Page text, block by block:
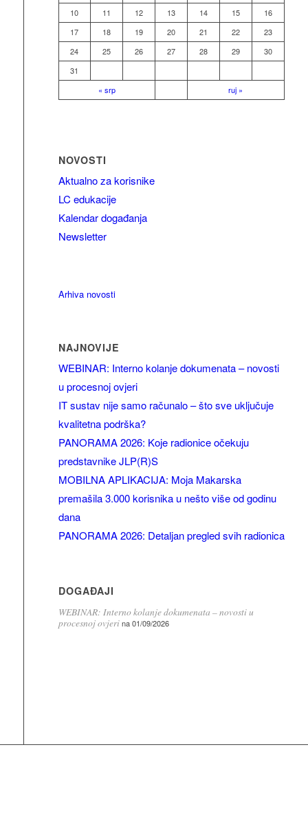
10
11 12 13 14 15
16
17
18 19 20 21 22
23
24
25 26 27 28 29
30
31
« srp
ruj »
NOVOSTI
Aktualno za korisnike
LC edukacije
Kalendar događanja
Newsletter
Arhiva novosti
NAJNOVIJE
WEBINAR: Interno kolanje dokumenata – novosti
u procesnoj ovjeri
IT sustav nije samo računalo – što sve uključuje
kvalitetna podrška?
PANORAMA 2026: Koje radionice očekuju
predstavnike JLP(R)S
MOBILNA APLIKACIJA: Moja Makarska
premašila 3.000 korisnika u nešto više od godinu
dana
PANORAMA 2026: Detaljan pregled svih radionica
DOGAĐAJI
WEBINAR: Interno kolanje dokumenata – novosti u
procesnoj ovjerina 01/09/2026